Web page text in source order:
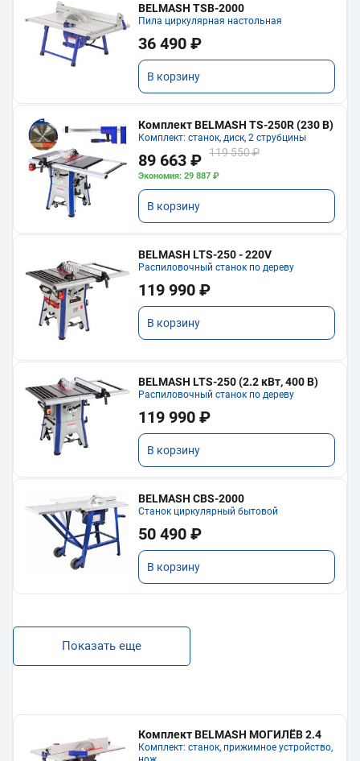
BELMASH TSB-2000
Пила циркулярная настольная
36 490 ₽
В корзину
Комплект BELMASH TS-250R (230 В)
Комплект: станок, диск, 2 струбцины
89 663 ₽ 119 550 ₽
Экономия: 29 887 ₽
В корзину
BELMASH LTS-250 - 220V
Распиловочный станок по дереву
119 990 ₽
В корзину
BELMASH LTS-250 (2.2 кВт, 400 В)
Распиловочный станок по дереву
119 990 ₽
В корзину
BELMASH CBS-2000
Станок циркулярный бытовой
50 490 ₽
В корзину
Показать еще
Комплект BELMASH МОГИЛЁВ 2.4
Комплект: станок, прижимное устройство,